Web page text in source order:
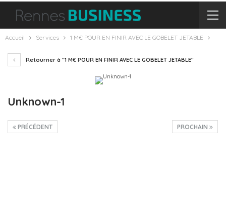
Accueil Services 1 M€ POUR EN FINIR AVEC LE GOBELET JETABLE
Retourner à "1 M€ POUR EN FINIR AVEC LE GOBELET JETABLE"
Unknown-1
PROCHAIN
PRÉCÉDENT